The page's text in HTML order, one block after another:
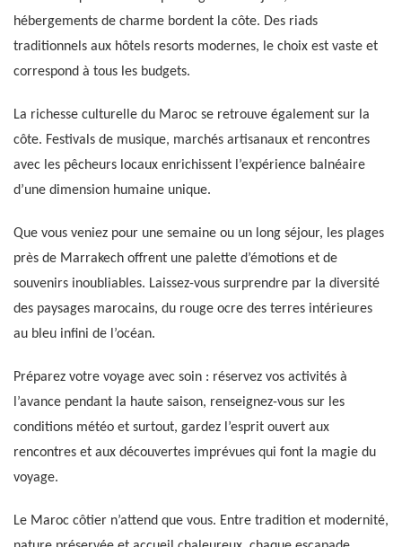
hébergements de charme bordent la côte. Des riads
traditionnels aux hôtels resorts modernes, le choix est vaste et
correspond à tous les budgets.
La richesse culturelle du Maroc se retrouve également sur la
côte. Festivals de musique, marchés artisanaux et rencontres
avec les pêcheurs locaux enrichissent l’expérience balnéaire
d’une dimension humaine unique.
Que vous veniez pour une semaine ou un long séjour, les plages
près de Marrakech offrent une palette d’émotions et de
souvenirs inoubliables. Laissez-vous surprendre par la diversité
des paysages marocains, du rouge ocre des terres intérieures
au bleu infini de l’océan.
Préparez votre voyage avec soin : réservez vos activités à
l’avance pendant la haute saison, renseignez-vous sur les
conditions météo et surtout, gardez l’esprit ouvert aux
rencontres et aux découvertes imprévues qui font la magie du
voyage.
Le Maroc côtier n’attend que vous. Entre tradition et modernité,